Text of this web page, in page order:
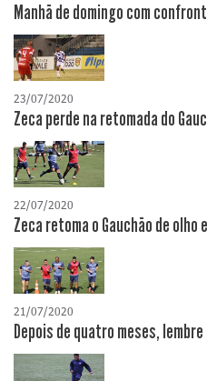
Manhã de domingo com
23/07/2020
Zeca perde na retomada do
22/07/2020
Zeca retoma o Gauchão de
21/07/2020
Depois de quatro meses,